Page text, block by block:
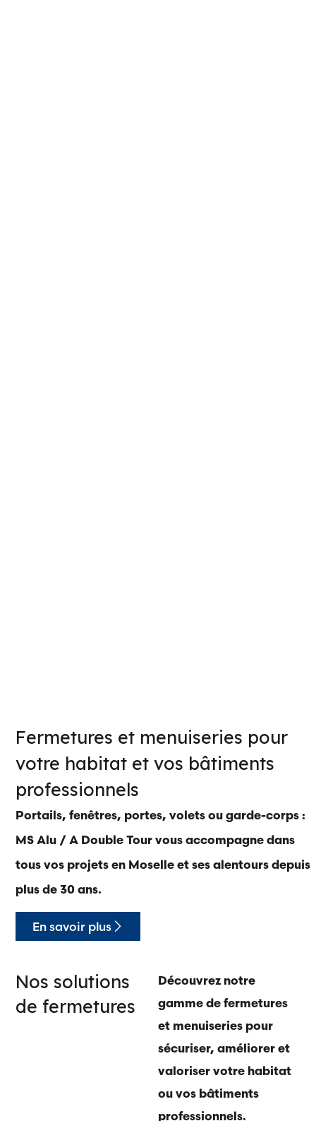
Fermetures et menuiseries pour
votre habitat et vos bâtiments
professionnels
Portails, fenêtres, portes, volets ou garde-corps :
MS Alu / A Double Tour vous accompagne dans
tous vos projets en Moselle et ses alentours depuis
plus de 30 ans.
En savoir plus
Nos solutions
de fermetures
Découvrez notre
gamme de fermetures
et menuiseries pour
sécuriser, améliorer et
valoriser votre habitat
ou vos bâtiments
professionnels.